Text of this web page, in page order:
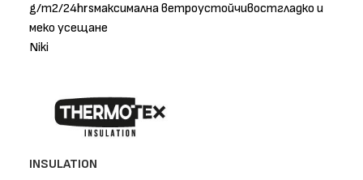
g/m2/24hrsмаксимална ветроустойчивостгладко и
меко усещане
Niki
INSULATION